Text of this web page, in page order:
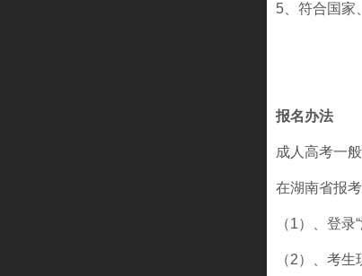
5、符合国家
报名办法
成人高考一
在湖南省报
（1）、登录“
（2）、考